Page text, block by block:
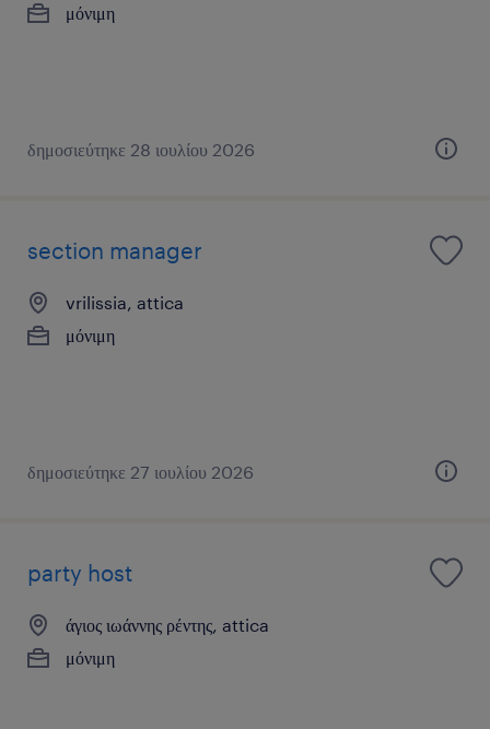
μόνιμη
δημοσιεύτηκε 28 ιουλίου 2026
section manager
vrilissia, attica
μόνιμη
δημοσιεύτηκε 27 ιουλίου 2026
party host
άγιος ιωάννης ρέντης, attica
μόνιμη